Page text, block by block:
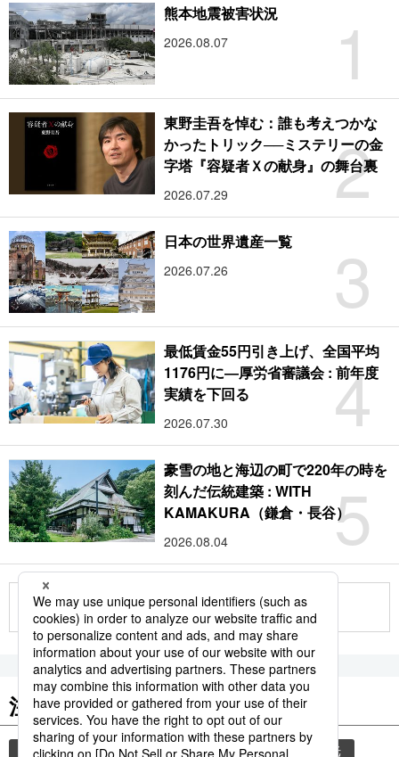
1
熊本地震被害状況
2026.08.07
2
東野圭吾を悼む：誰も考えつかな
かったトリック──ミステリーの金
字塔『容疑者Ｘの献身』の舞台裏
2026.07.29
3
日本の世界遺産一覧
2026.07.26
4
最低賃金55円引き上げ、全国平均
1176円に―厚労省審議会 : 前年度
実績を下回る
2026.07.30
5
豪雪の地と海辺の町で220年の時を
刻んだ伝統建築 : WITH
KAMAKURA（鎌倉・長谷）
2026.08.04
もっと見る
注目のキーワード
共同通信ニュース 気象・災害 災害 観光